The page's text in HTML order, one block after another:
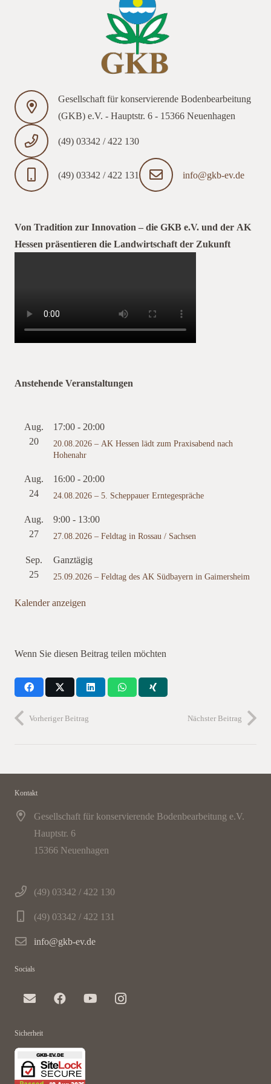
Gesellschaft für konservierende Bodenbearbeitung
(GKB) e.V. - Hauptstr. 6 - 15366 Neuenhagen
(49) 03342 / 422 130
(49) 03342 / 422 131 info@gkb-ev.de
Von Tradition zur Innovation – die GKB e.V. und der AK
Hessen präsentieren die Landwirtschaft der Zukunft
Anstehende Veranstaltungen
Aug.
20
17:00-20:00
20.08.2026 – AK Hessen lädt zum Praxisabend nach
Hohenahr
Aug.
24
16:00-20:00
24.08.2026 – 5. Scheppauer Erntegespräche
Aug.
27
9:00- 13:00
27.08.2026 – Feldtag in Rossau / Sachsen
Sep.
25
Ganztägig
25.09.2026 – Feldtag des AK Südbayern in Gaimersheim
Kalender anzeigen
Wenn Sie diesen Beitrag teilen möchten
Vorheriger Beitrag Nächster Beitrag
Kontakt
Gesellschaft für konservierende Bodenbearbeitung e.V.
Hauptstr. 6
15366 Neuenhagen
(49) 03342 / 422 130
(49) 03342 / 422 131
info@gkb-ev.de
Socials
Sicherheit